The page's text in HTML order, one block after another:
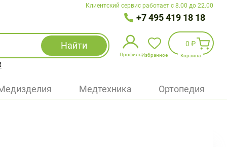
Клиентский сервис работает с 8.00 до 22.00
+7 495 419 18 18
Найти
Профиль
Избранное
Войти
Избранное
0 ₽
Корзина
Медтехника Ортопедия